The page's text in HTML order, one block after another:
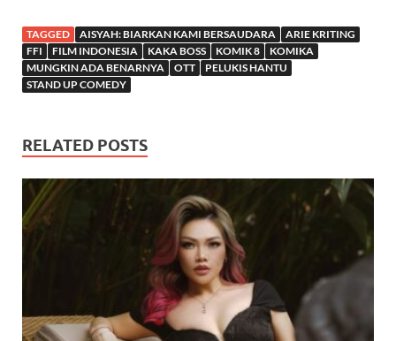
TAGGED AISYAH: BIARKAN KAMI BERSAUDARA
ARIE KRITING
FFI
FILM INDONESIA KAKA BOSS KOMIK 8
KOMIKA
MUNGKIN ADA BENARNYA
OTT
PELUKIS HANTU
STAND UP COMEDY
RELATED POSTS